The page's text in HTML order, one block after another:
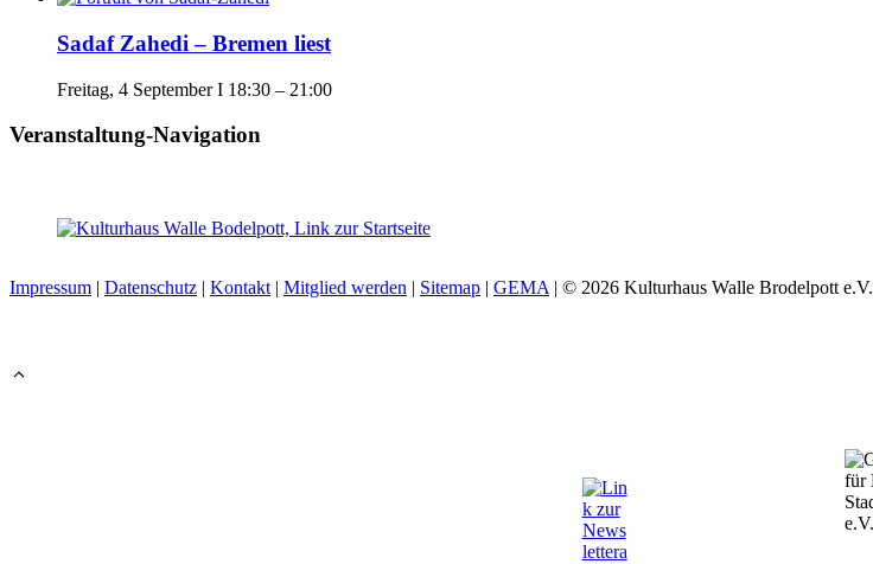
Sadaf Zahedi – Bremen liest
Freitag, 4 September I 18:30 – 21:00
Veranstaltung-Navigation
Impressum | Datenschutz | Kontakt | Mitglied werden | Sitemap | GEMA | © 2026 Kulturhaus Walle Brodelpott e.V.